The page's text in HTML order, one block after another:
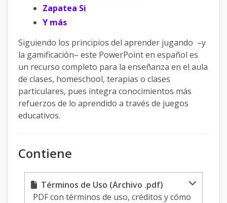
Zapatea Si
Y más
Siguiendo los principios del aprender jugando –y
la gamificación– este PowerPoint en español es
un recurso completo para la enseñanza en el aula
de clases, homeschool, terapias o clases
particulares, pues integra conocimientos más
refuerzos de lo aprendido a través de juegos
educativos.
Contiene
Términos de Uso (Archivo .pdf)
PDF con términos de uso, créditos y cómo